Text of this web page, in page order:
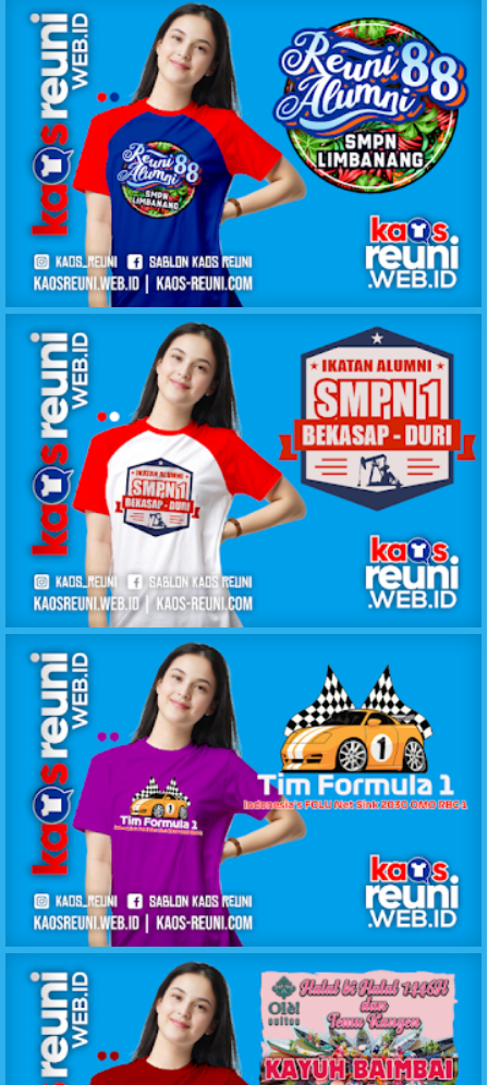
KAOS REUNI ALUMNI 88 SMPN LIMBANANG
KAOS REUNI ALUMNI SMPN1 DURI
KAOS REUNI GATHERING FORMULA 1